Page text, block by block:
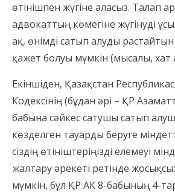
өтінішпен жүгіне аласыз. Талап
адвокаттың көмегіне жүгінуді
ақ, өнімді сатып алуды
қажет болуы мүмкін (мысалы, хат
Екіншіден, Қазақстан
Кодексінің (бұдан әрі – ҚР
бабына сәйкес сатушы сатып
көзделген тауарды беруге
сіздің өтініштеріңізді елемеуі
жалтару әрекеті ретінде
мүмкін, бұл ҚР АК 8-бабының 4-